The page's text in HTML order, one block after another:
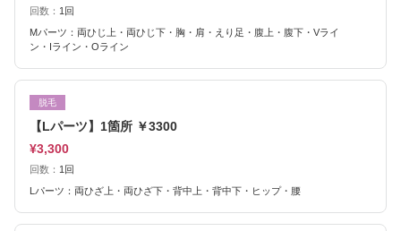
回数： 1回
Mパーツ：両ひじ上・両ひじ下・胸・肩・えり足・腹上・腹下・Vライ
ン・Iライン・Oライン
脱毛
【Lパーツ】1箇所 ￥3300
¥3,300
回数： 1回
Lパーツ：両ひざ上・両ひざ下・背中上・背中下・ヒップ・腰